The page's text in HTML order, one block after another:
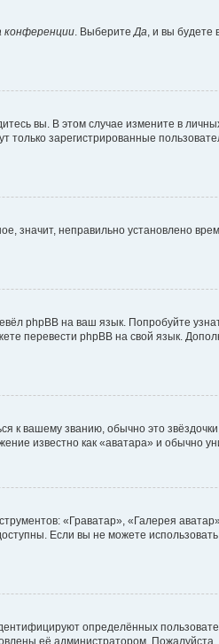
конференции . Выберите Да , и вы
вы. В этом случае измените в
только зарегистрированные
значит, неправильно установлено
phpBB на ваш язык. Попробуйте
перевести phpBB на свой язык.
к вашему званию, обычно это
известно как «аватара» и обычно
«Граватар», «Галерея
Если вы не можете
определённых
её администратором.